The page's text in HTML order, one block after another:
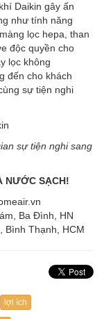
Daikin gây ấn
như tính năng
lọc hepa, than
độc quyền cho
lọc không
đến cho khách
sự tiện nghi
sự tiện nghi sang
NƯỚC SẠCH!
Ba Đình, HN
Bình Thạnh, HCM
lợi ích